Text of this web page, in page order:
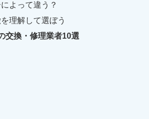
よって違う？
理解して選ぼう
交換・修理業者10選